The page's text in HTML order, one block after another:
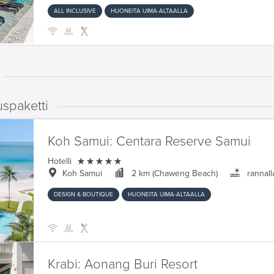
ALL INCLUSIVE HUONEITA UIMA-ALTAALLA
Koh Samui: Centara Reserve Samui
Hotelli 
Koh Samui 2 km (Chaweng Beach)
DESIGN & BOUTIQUE HUONEITA UIMA-ALTAALLA
Krabi: Aonang Buri Resort